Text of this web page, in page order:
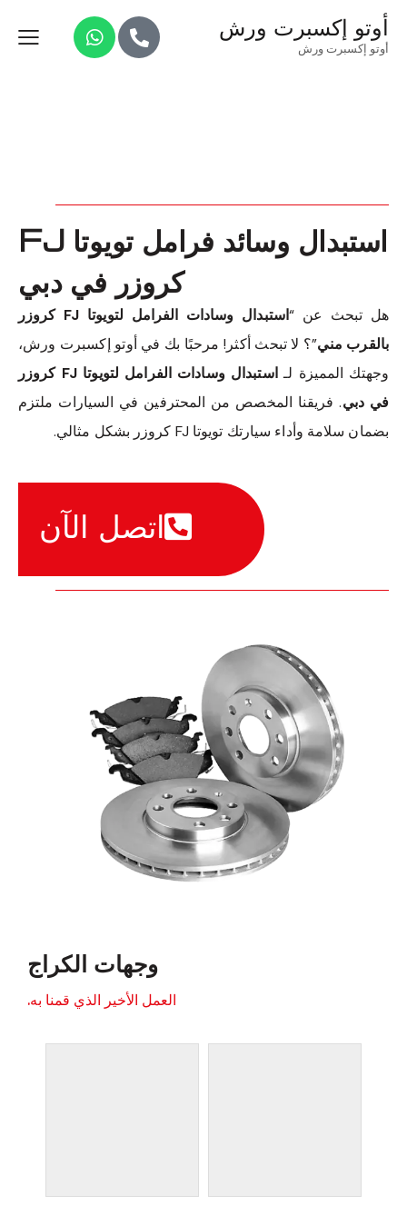
أوتو إكسبرت ورش
أوتو إكسبرت ورش
استبدال وسائد فرامل تويوتا FJ
كروزر في دبي
هل تبحث عن “
استبدال وسادات الفرامل لتويوتا FJ كروزر
بالقرب مني”؟ لا تبحث أكثر! مرحبًا بك في أوتو إكسبرت ورش،
وجهتك المميزة لـ
استبدال وسادات الفرامل لتويوتا FJ كروزر
في دبي. فريقنا المخصص من المحترفين في السيارات ملتزم
بضمان سلامة وأداء سيارتك تويوتا FJ كروزر بشكل مثالي.
اتصل الآن
وجهات الكراج
العمل الأخير الذي قمنا به.